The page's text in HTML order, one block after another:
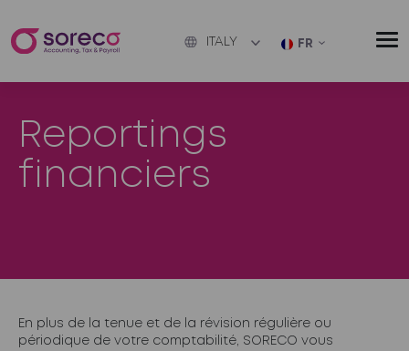
ITALY FR
Reportings
financiers
En plus de la tenue et de la révision régulière ou
périodique de votre comptabilité, SORECO vous